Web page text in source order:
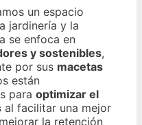
un espacio
jardinería y la
se enfoca en
y sostenibles,
por sus macetas
están
para optimizar el
al facilitar una mejor
la retención